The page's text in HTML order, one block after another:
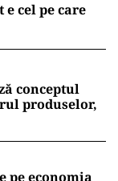
cel pe care
conceptul
produselor,
pe economia